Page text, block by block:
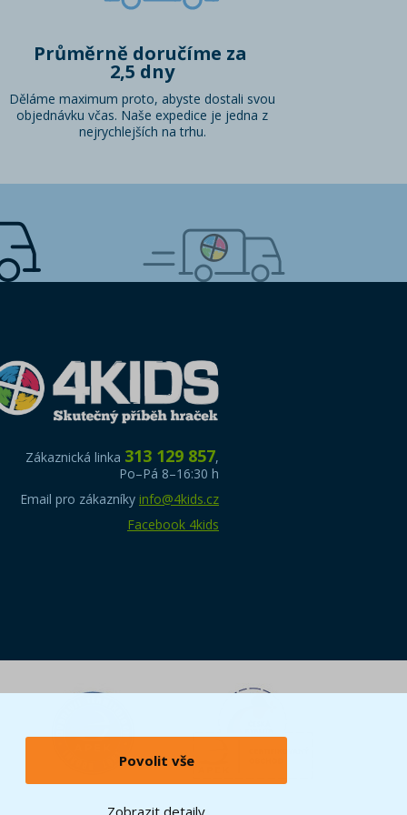
Povolit vše
Zobrazit detaily
Průměrně doručíme za
2,5 dny
Děláme maximum proto, abyste dostali svou
objednávku včas. Naše expedice je jedna z
nejrychlejších na trhu.
Zákaznická linka 313 129 857,
Po–Pá 8–16:30 h
Email pro zákazníky info@4kids.cz
Facebook 4kids